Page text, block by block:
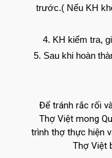
trước.( Nếu KH
KH kiểm tra,
Sau khi hoàn
Để tránh rắc rối
Thợ Việt mong
trình thợ thực hiện
Thợ Việt